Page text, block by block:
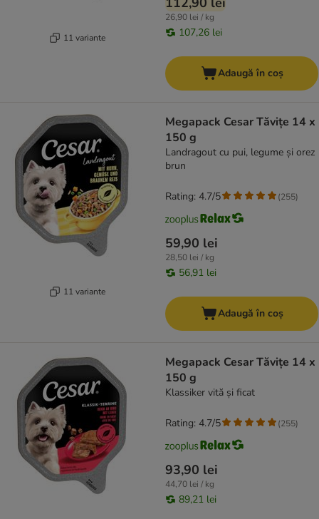
11 variante
26,90 lei / kg
107,26 lei
Adaugă în coș
11 variante
Megapack Cesar Tăvițe 14 x
150 g
Landragout cu pui, legume și orez
brun
59,90 lei
28,50 lei / kg
56,91 lei
Rating: 4.7/5 (255)
Adaugă în coș
Megapack Cesar Tăvițe 14 x
150 g
Klassiker vită și ficat
93,90 lei
44,70 lei / kg
89,21 lei
Rating: 4.7/5 (255)